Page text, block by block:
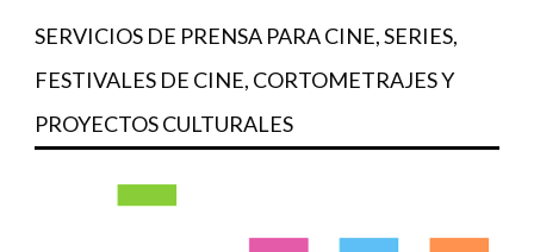
SERVICIOS DE PRENSA PARA CINE, SERIES,
FESTIVALES DE CINE, CORTOMETRAJES Y
PROYECTOS CULTURALES